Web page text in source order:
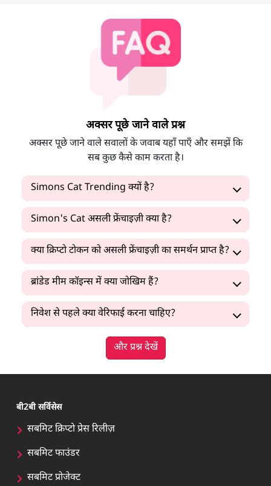
अक्सर पूछे जाने वाले प्रश्न
अक्सर पूछे जाने वाले सवालों के जवाब यहाँ पाएँ और समझें कि
सब कुछ कैसे काम करता है।
Simons Cat Trending क्यों है?
Simon's Cat असली फ्रेंचाइज़ी क्या है?
क्या क्रिप्टो टोकन को असली फ्रेंचाइज़ी का समर्थन प्राप्त है?
ब्रांडेड मीम कॉइन्स में क्या जोखिम हैं?
निवेश से पहले क्या वेरिफाई करना चाहिए?
और प्रश्न देखें
बी2बी सर्विसेस
सबमिट क्रिप्टो प्रेस रिलीज़
सबमिट फाउंडर
सबमिट प्रोजेक्ट